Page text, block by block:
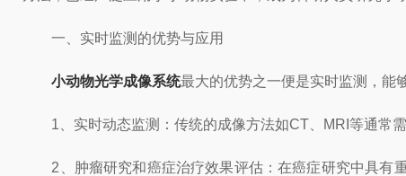
一、实时监测的优势与应用
小动物光学成像系统最大的优势之一便是实时监测，能
1、实时动态监测：传统的成像方法如CT、MRI等通常需
2、肿瘤研究和癌症治疗效果评估：在癌症研究中具有重